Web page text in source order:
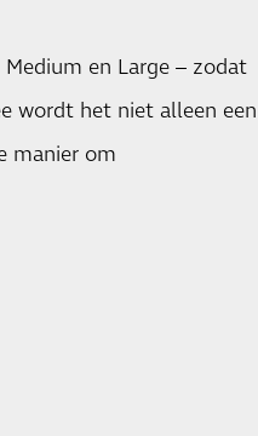
en Large – zodat
wordt het niet alleen een
manier om